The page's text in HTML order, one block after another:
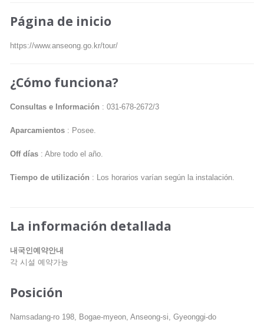
Página de inicio
https://www.anseong.go.kr/tour/
¿Cómo funciona?
Consultas e Información : 031-678-2672/3
Aparcamientos : Posee.
Off días : Abre todo el año.
Tiempo de utilización : Los horarios varían según la instalación.
La información detallada
내국인예약안내
각 시설 예약가능
Posición
Namsadang-ro 198, Bogae-myeon, Anseong-si, Gyeonggi-do